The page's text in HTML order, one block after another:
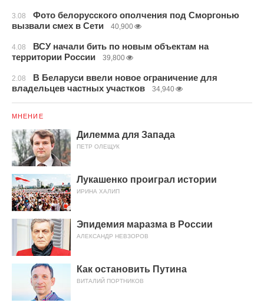
3.08
Фото белорусского ополчения под Сморгонью
вызвали смех в Сети
40,900
4.08
ВСУ начали бить по новым объектам на
территории России
39,800
2.08
В Беларуси ввели новое ограничение для
владельцев частных участков
34,940
МНЕНИЕ
Дилемма для Запада
ПЕТР ОЛЕЩУК
Лукашенко проиграл истории
ИРИНА ХАЛИП
Эпидемия маразма в России
АЛЕКСАНДР НЕВЗОРОВ
Как остановить Путина
ВИТАЛИЙ ПОРТНИКОВ